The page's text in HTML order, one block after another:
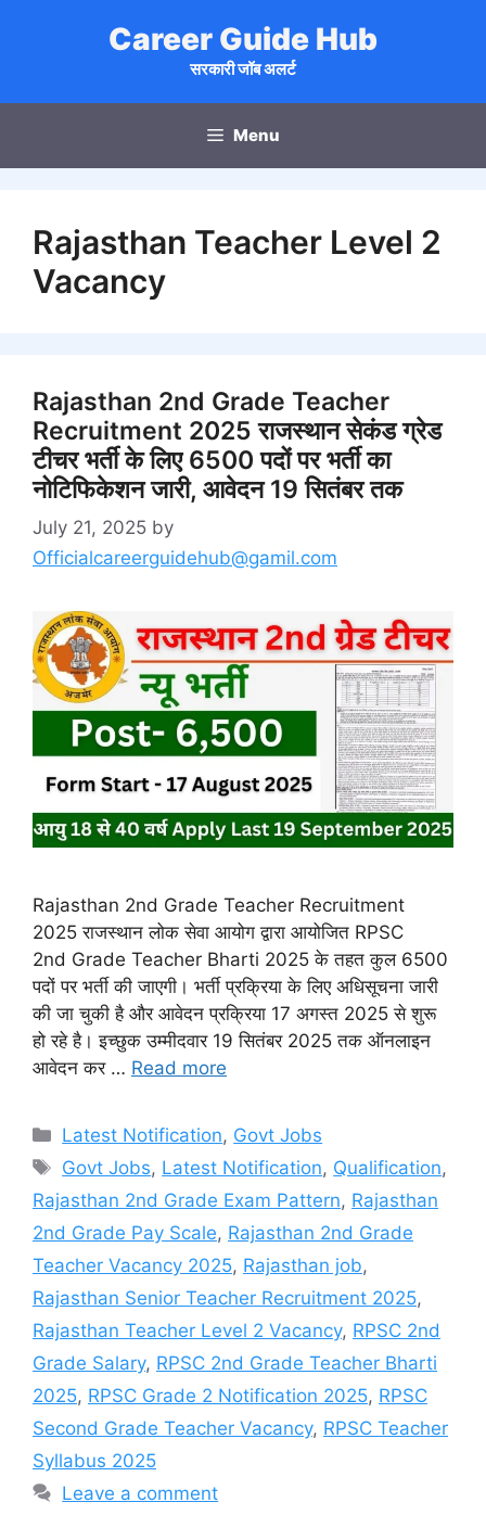
Career Guide Hub
सरकारी जॉब अलर्ट
Menu
Rajasthan Teacher Level 2
Vacancy
Rajasthan 2nd Grade Teacher
Recruitment 2025 राजस्थान सेकंड ग्रेड
टीचर भर्ती के लिए 6500 पदों पर भर्ती का
नोटिफिकेशन जारी, आवेदन 19 सितंबर तक
July 21, 2025 by
Officialcareerguidehub@gamil.com
Rajasthan 2nd Grade Teacher Recruitment
2025 राजस्थान लोक सेवा आयोग द्वारा आयोजित RPSC
2nd Grade Teacher Bharti 2025 के तहत कुल 6500
पदों पर भर्ती की जाएगी। भर्ती प्रक्रिया के लिए अधिसूचना जारी
की जा चुकी है और आवेदन प्रक्रिया 17 अगस्त 2025 से शुरू
हो रहे है। इच्छुक उम्मीदवार 19 सितंबर 2025 तक ऑनलाइन
आवेदन कर … Read more
Categories
Latest Notification, Govt Jobs
Tags
Govt Jobs, Latest Notification, Qualification,
Rajasthan 2nd Grade Exam Pattern, Rajasthan
2nd Grade Pay Scale, Rajasthan 2nd Grade
Teacher Vacancy 2025, Rajasthan job,
Rajasthan Senior Teacher Recruitment 2025,
Rajasthan Teacher Level 2 Vacancy, RPSC 2nd
Grade Salary, RPSC 2nd Grade Teacher Bharti
2025, RPSC Grade 2 Notification 2025, RPSC
Second Grade Teacher Vacancy, RPSC Teacher
Syllabus 2025
Leave a comment